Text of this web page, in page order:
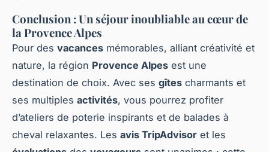
Conclusion : Un séjour inoubliable au cœur de
la Provence Alpes
Pour des vacances mémorables, alliant créativité et
nature, la région Provence Alpes est une
destination de choix. Avec ses gîtes charmants et
ses multiples activités, vous pourrez profiter
d’ateliers de poterie inspirants et de balades à
cheval relaxantes. Les avis TripAdvisor et les